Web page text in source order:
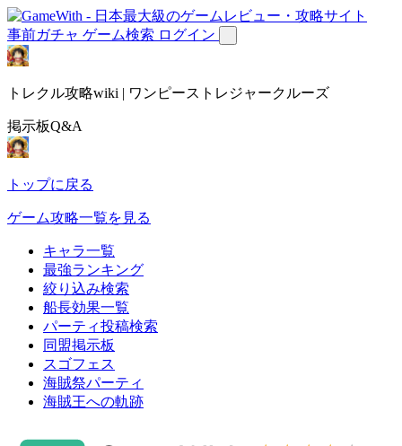
事前ガチャ ゲーム検索 ログイン
トレクル攻略wiki | ワンピーストレジャークルーズ
掲示板Q&A
トップに戻る
ゲーム攻略一覧を見る
キャラ一覧
最強ランキング
絞り込み検索
船長効果一覧
パーティ投稿検索
同盟掲示板
スゴフェス
海賊祭パーティ
海賊王への軌跡